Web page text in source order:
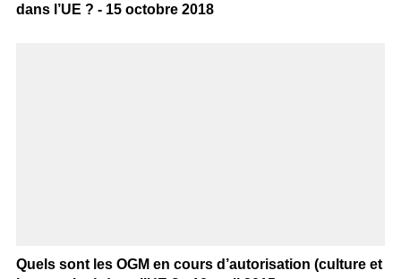
dans l’UE ? - 15 octobre 2018
Quels sont les OGM en cours d’autorisation (culture et